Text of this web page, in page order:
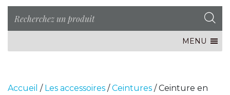
MENU
Accueil / Les accessoires /Ceintures / Ceinture en